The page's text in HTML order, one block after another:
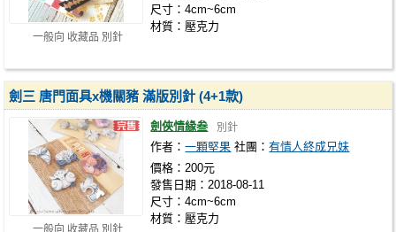
一般向 收藏品 別針
尺寸：4cm~6cm
材質：壓克力
一般向 收藏品 別針
劍三 唐門面具x機關豬 滿版別針 (4+1款)
劍俠情緣叁 別針
作者：一顆堅果 社團：有情人終成兄妹
價格：200元
發售日期：2018-08-11
尺寸：4cm~6cm
材質：壓克力